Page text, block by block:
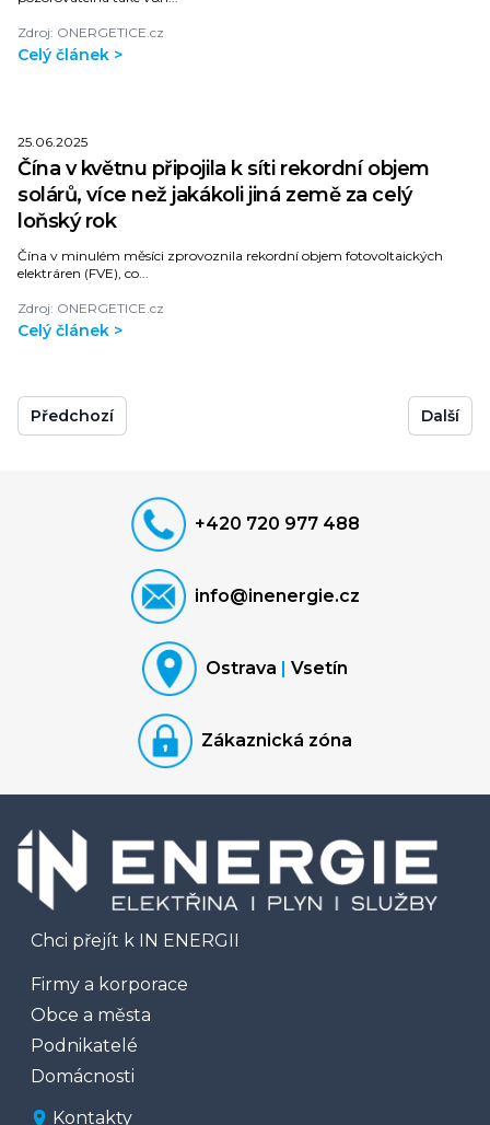
Zdroj: ONERGETICE.cz
Celý článek >
25.06.2025
Čína v květnu připojila k síti rekordní objem
solárů, více než jakákoli jiná země za celý
loňský rok
Čína v minulém měsíci zprovoznila rekordní objem fotovoltaických
elektráren (FVE), co...
Zdroj: ONERGETICE.cz
Celý článek >
Předchozí Další
+420 720 977 488
info@inenergie.cz
Ostrava | Vsetín
Zákaznická zóna
Chci přejít k IN ENERGII
Firmy a korporace
Obce a města
Podnikatelé
Domácnosti
Kontakty